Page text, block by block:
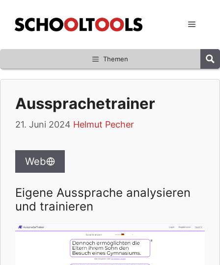
Inhalt
springen
Menü
Themen
Aussprachetrainer
21. Juni 2024 Helmut Pecher
Web
Eigene Aussprache analysieren
und trainieren